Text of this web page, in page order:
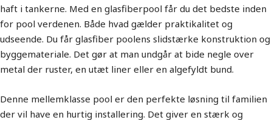
haft i tankerne. Med en glasfiberpool får du det bedste inden
for pool verdenen. Både hvad gælder praktikalitet og
udseende. Du får glasfiber poolens slidstærke konstruktion og
byggemateriale. Det gør at man undgår at bide negle over
metal der ruster, en utæt liner eller en algefyldt bund.
Denne mellemklasse pool er den perfekte løsning til familien
der vil have en hurtig installering. Det giver en stærk og